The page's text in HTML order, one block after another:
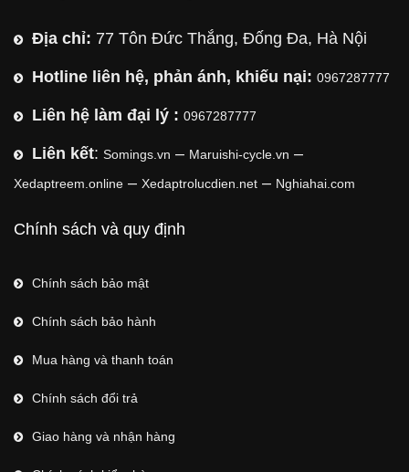
Địa chỉ: 77 Tôn Đức Thắng, Đống Đa, Hà Nội
Hotline liên hệ, phản ánh, khiếu nại: 0967287777
Liên hệ làm đại lý : 0967287777
Liên kết: Somings.vn – Maruishi-cycle.vn –
Xedaptreem.online – Xedaptrolucdien.net – Nghiahai.com
Chính sách và quy định
Chính sách bảo mật
Chính sách bảo hành
Mua hàng và thanh toán
Chính sách đổi trả
Giao hàng và nhận hàng